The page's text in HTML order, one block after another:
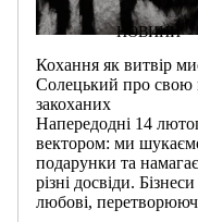
НОВИНИ
Кохання як витвір
Солецький про свою
закоханих
Напередодні 14
вектором: ми
подарунки та
різні досвіди.
любові,